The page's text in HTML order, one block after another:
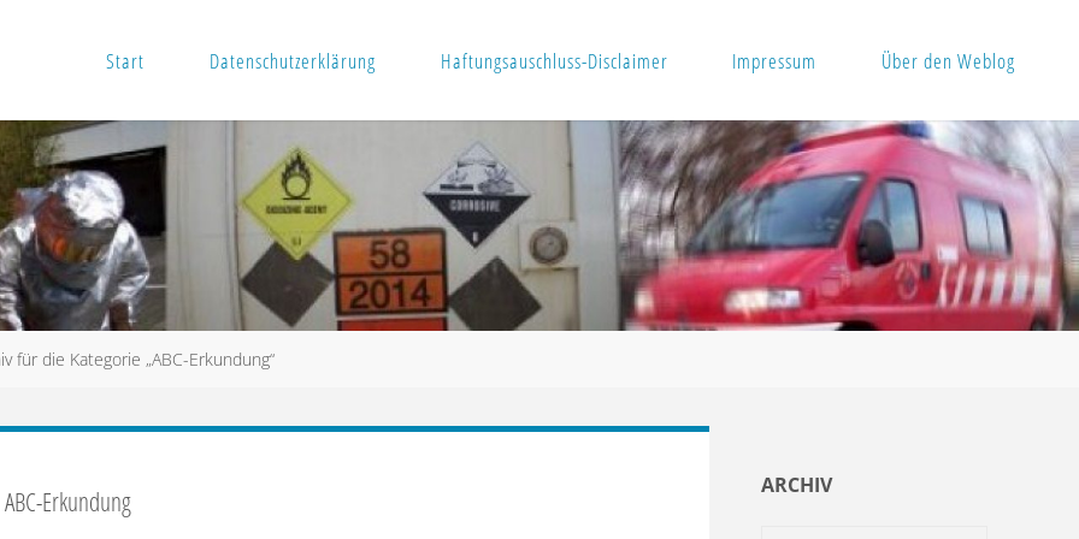
Start Datenschutzerklärung Haftungsauschluss-Disclaimer Impressum Über den Weblog
für die Kategorie „ABC-Erkundung“
ABC-Erkundung ARCHIV